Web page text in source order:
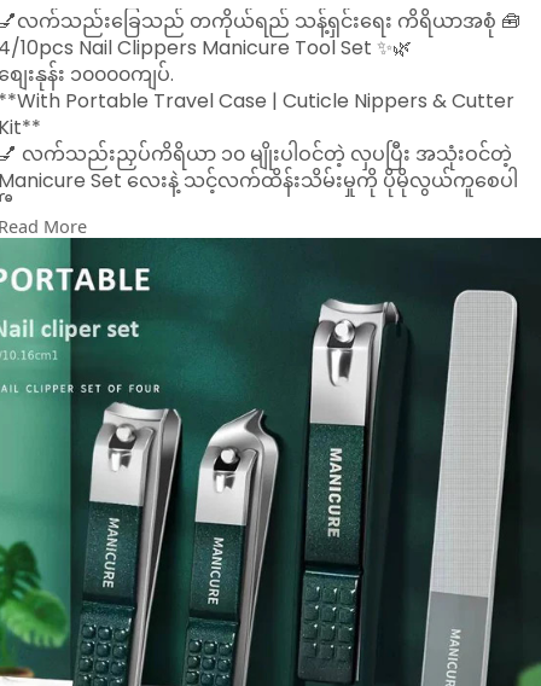
လက်သည်းခြေသည် တကိုယ်ရည် သန့်ရှင်းရေး ကိရိယာအစုံ 🧰
10pcs Nail Clippers Manicure Tool Set ✨🌿
ျေးနုန်း ၁၀၀၀၀ကျပ်.
Portable Travel Case | Cuticle Nippers & Cutter
လက်သည်းညှပ်ကိရိယာ ၁၀ မျိုးပါဝင်တဲ့ လှပပြီး အသုံးဝင်တဲ့
Set လေးနဲ့ သင့်လက်ထိန်းသိမ်းမှုကို ပိုမိုလွယ်ကူစေပါ
။
**အိမ်မှာပဲဖြစ်ဖြစ်၊ ခရီးသွားရင်းမှာပဲဖြစ်ဖြစ် အသုံးပြုနိုင်တဲ့
Size Case ပါဝင်ပါတယ်။**
**ပါဝင်သောပစ္စည်းများ**
Nail Clippers ၃ မျိုး (MANICURE စာတပ်ထားသည်)
Nail File ၁ ခု
Cuticle Pusher, Tweezers, Ear Pick စတဲ့ Grooming Tools
မျိုး
**အထူးအင်္ဂါရပ်များ**
Martensitic Stainless Steel ဖြင့်ပြုလုပ်ထားပြီး ခိုင်ခံ့မှုမြင့်၊
မဏိမတင်
Elegant Mint Green Leather Case – လှပပြီး ချောမွေ့သော
Mini Size ဖြစ်၍ ခရီးသွားအိတ်ထဲထည့်ရလွယ်
Human Body Design အတိုင်း ထိတွေ့ဖူးမြှုပ်မှုကောင်းမွန်
ကိုယ်တိုင်သုံးဖို့ပဲဖြစ်ဖြစ်၊ လက်ဆောင်ပေးဖို့ပဲဖြစ်ဖြစ် အထူး
င့်တော်ပါတယ်။
လက်သည်းညှပ်ခြင်း၊ အရေပြားဖယ်ရှားခြင်း၊ နားသန့်စင်ခြင်း
More